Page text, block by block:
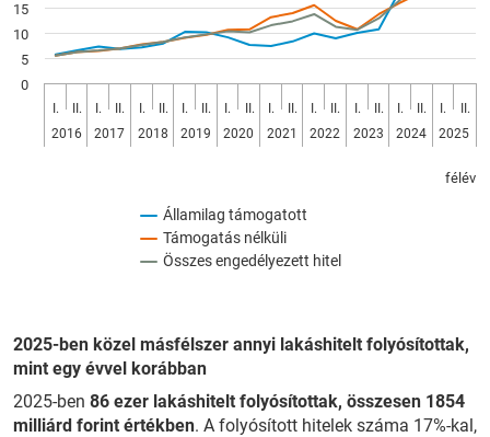
félév
Államilag támogatott
Támogatás nélküli
Összes engedélyezett hitel
I.
2016
II.
I.
2017
II.
I.
2018
II.
I.
2019
II.
I.
2020
II.
I.
2021
II.
I.
2022
II.
I.
2023
II.
I.
2024
II.
I.
2025
II.
0
5
10
15
2025-ben közel másfélszer annyi lakáshitelt folyósítottak,
mint egy évvel korábban
2025-ben 86 ezer lakáshitelt folyósítottak, összesen 1854
milliárd forint értékben. A folyósított hitelek száma 17%-kal,